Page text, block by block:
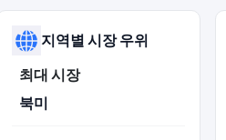
지역별 시장 우위
최대 시장
북미